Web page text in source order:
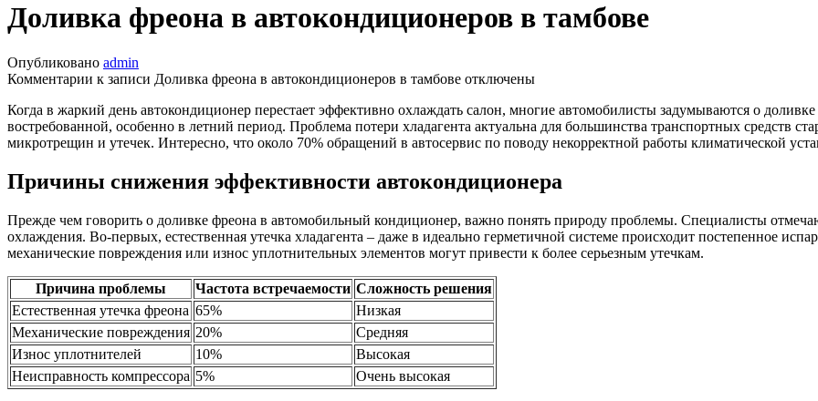
Доливка фреона в автокондиционеров в тамбове
Опубликовано admin
Комментарии к записи Доливка фреона в автокондиционеров в тамбове отключены
Когда в жаркий день автокондиционер перестает эффективно охлаждать салон, многие автомобилисты задумываются о
востребованной, особенно в летний период. Проблема потери хладагента актуальна для большинства транспортных средств
микротрещин и утечек. Интересно, что около 70% обращений в автосервис по поводу некорректной работы климатической
Причины снижения эффективности автокондиционера
Прежде чем говорить о доливке фреона в автомобильный кондиционер, важно понять природу проблемы. Специалисты
охлаждения. Во-первых, естественная утечка хладагента – даже в идеально герметичной системе происходит постепенное
механические повреждения или износ уплотнительных элементов могут привести к более серьезным утечкам.
Причина проблемы Частота встречаемости Сложность решения
Естественная утечка фреона 65%
Низкая
Механические повреждения 20%
Средняя
Износ уплотнителей
10%
Высокая
Неисправность компрессора 5% Очень высокая